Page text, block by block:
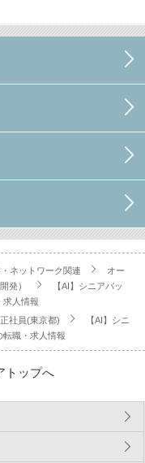
ネットワーク関連
オー
発）
【AI】シニアバッ
求人情報
正社員(東京都)
【AI】シニ
転職・求人情報
トップへ